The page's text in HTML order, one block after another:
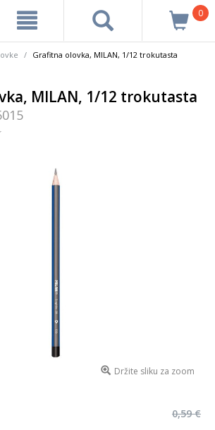
0
Grafitna olovka, MILAN, 1/12 trokutasta
MILAN, 1/12 trokutasta
Držite sliku za zoom
0,59 €